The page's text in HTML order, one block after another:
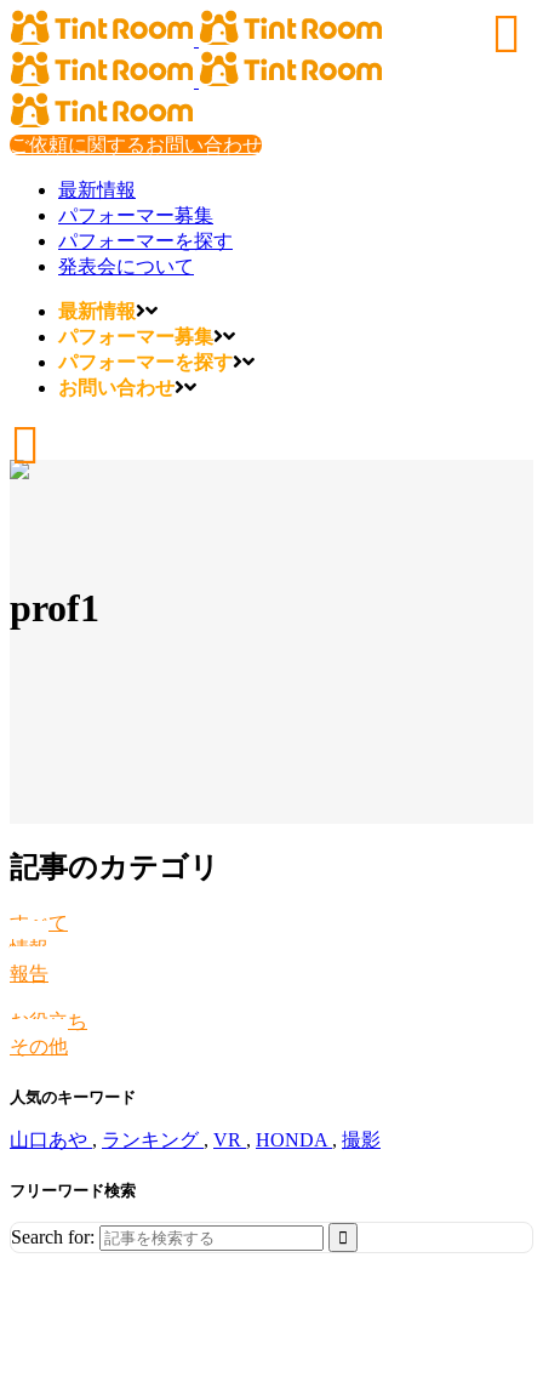
ご依頼に関するお問い合わせ
最新情報
パフォーマー募集
パフォーマーを探す
発表会について
最新情報
パフォーマー募集
パフォーマーを探す
お問い合わせ
prof1
記事のカテゴリ
すべて
情報
報告
お役立ち
その他
人気のキーワード
山口あや , ランキング , VR , HONDA , 撮影
フリーワード検索
Search for: